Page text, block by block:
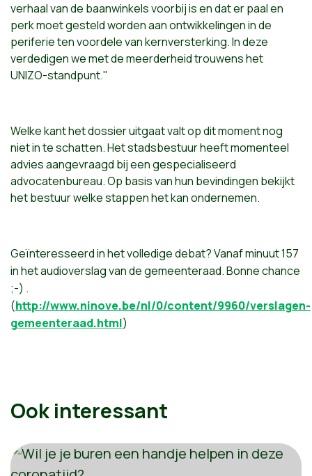
verhaal van de baanwinkels voorbij is en dat er paal en
perk moet gesteld worden aan ontwikkelingen in de
periferie ten voordele van kernversterking. In deze
verdedigen we met de meerderheid trouwens het
UNIZO-standpunt."
Welke kant het dossier uitgaat valt op dit moment nog
niet in te schatten. Het stadsbestuur heeft momenteel
advies aangevraagd bij een gespecialiseerd
advocatenbureau. Op basis van hun bevindingen bekijkt
het bestuur welke stappen het kan ondernemen.
Geïnteresseerdinhetvolledigedebat?Vanafminuut157
inhetaudioverslagvan degemeenteraad.Bonnechance
;-) .
(http://www.ninove.be/nl/0/content/9960/verslagen-
gemeenteraad.html)
Ook interessant